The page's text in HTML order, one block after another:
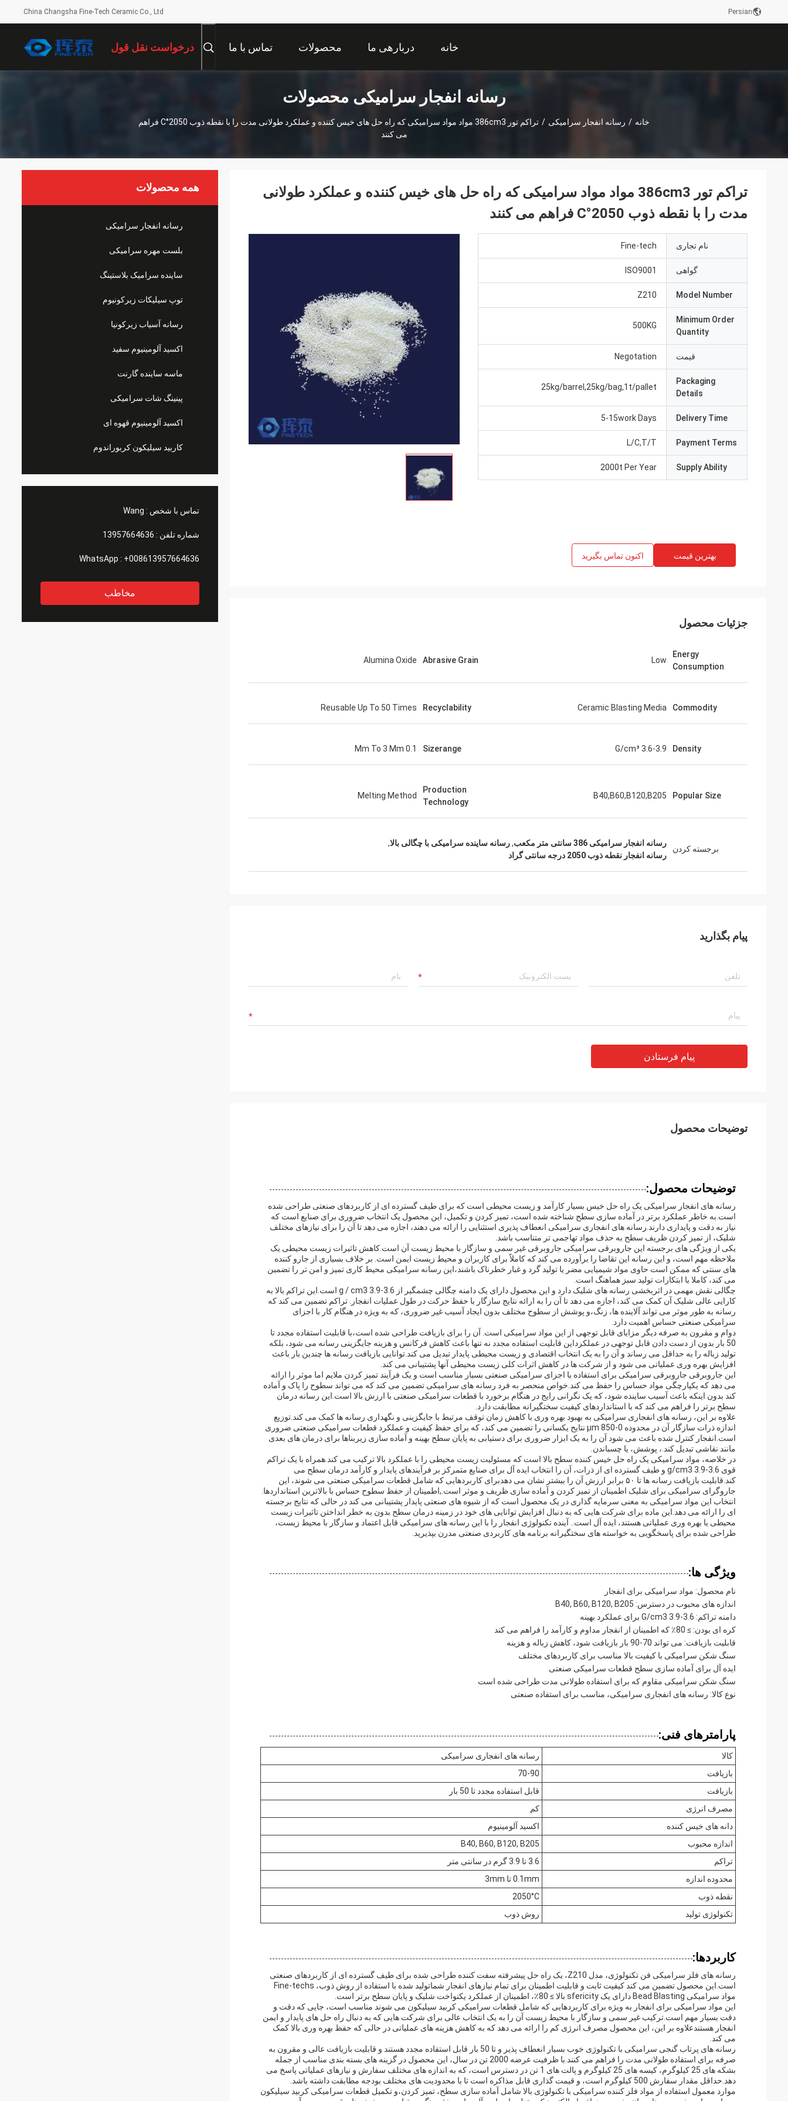
China Changsha Fine-Tech Ceramic Co., Ltd. Persian
خانه دربارهی ما محصولات تماس با ما درخواست نقل قول
رسانه انفجار سرامیکی محصولات
خانه / رسانه انفجار سرامیکی /
تراکم تور 386cm3 مواد مواد سرامیکی که راه حل های خیس کننده و عملکرد طولانی مدت را با نقطه ذوب 2050°C فراهم
می کنند
همه محصولات
رسانه انفجار سرامیکی
بلست مهره سرامیکی
ساینده سرامیک بلاستینگ
توپ سیلیکات زیرکونیوم
رسانه آسیاب زیرکونیا
اکسید آلومینیوم سفید
ماسه ساینده گارنت
پینینگ شات سرامیکی
اکسید آلومینیوم قهوه ای
کاربید سیلیکون کربوراندوم
تماس با شخص : Wang
شماره تلفن : 13957664636
WhatsApp : +008613957664636
مخاطب
تراکم تور 386cm3 مواد مواد سرامیکی که راه حل های خیس کننده و عملکرد طولانی
مدت را با نقطه ذوب 2050°C فراهم می کنند
نام تجاری Fine-tech
گواهی ISO9001
Model Number
Z210
Minimum Order
Quantity
500KG
قیمت Negotation
Packaging
Details
25kg/barrel,25kg/bag,1t/pallet
Delivery Time
5-15work Days
Payment Terms
L/C,T/T
Supply Ability
2000t Per Year
بهترین قیمت اکنون تماس بگیرید
جزئیات محصول
Energy
Consumption
Low
Abrasive Grain
Alumina Oxide
Commodity
Ceramic Blasting Media
Recyclability
Reusable Up To 50 Times
Density
3.6-3.9 G/cm³
Sizerange
0.1 Mm To 3 Mm
Popular Size
B40,B60,B120,B205
Production
Technology
Melting Method
برجسته کردن
رسانه انفجار سرامیکی 386 سانتی متر مکعب ,رسانه ساینده سرامیکی با چگالی بالا,
رسانه انفجار نقطه ذوب 2050 درجه سانتی گراد
پیام بگذارید
پیام فرستادن
توضیحات محصول
توضیحات محصول:
رسانه های انفجار سرامیکی یک راه حل خیس بسیار کارآمد و زیست محیطی است که برای طیف گسترده ای از کاربردهای صنعتی طراحی شده
است.به خاطر عملکرد برتر در آماده سازی سطح شناخته شده است، تمیز کردن و تکمیل، این محصول یک انتخاب ضروری برای صنایع است که
نیاز به دقت و پایداری دارند.رسانه های انفجاری سرامیکی انعطاف پذیری استثنایی را ارائه می دهند، اجازه می دهد تا آن را برای نیازهای مختلف
شلیک، از تمیز کردن ظریف سطح به حذف مواد تهاجمی تر متناسب باشد.
یکی از ویژگی های برجسته این جاروبرقی سرامیکی جاروبرقی غیر سمی و سازگار با محیط زیست آن است.کاهش تاثیرات زیست محیطی یک
ملاحظه مهم است، و این رسانه این تقاضا را برآورده می کند که کاملاً برای کاربران و محیط زیست ایمن است. بر خلاف بسیاری از جارو کننده
های سنتی که ممکن است حاوی مواد شیمیایی مضر یا تولید گرد و غبار خطرناک باشند،این رسانه سرامیکی محیط کاری تمیز و امن تر را تضمین
می کند، کاملا با ابتکارات تولید سبز هماهنگ است.
چگالی نقش مهمی در اثربخشی رسانه های شلیک دارد و این محصول دارای یک دامنه چگالی چشمگیر از 3.6-3.9 g / cm3 است.این تراکم بالا به
کارایی عالی شلیک آن کمک می کند، اجازه می دهد تا آن را به ارائه نتایج سازگار با حفظ حرکت در طول عملیات انفجار. تراکم تضمین می کند که
رسانه به طور موثر می تواند آلاینده ها، زنگ،و پوشش از سطوح مختلف بدون ایجاد آسیب غیر ضروری، که به ویژه در هنگام کار با اجزای
سرامیکی صنعتی حساس اهمیت دارد.
دوام و مقرون به صرفه دیگر مزایای قابل توجهی از این مواد سرامیکی است. آن را برای بازیافت طراحی شده است،با قابلیت استفاده مجدد تا
50 بار بدون از دست دادن قابل توجهی در عملکرداین قابلیت استفاده مجدد نه تنها باعث کاهش فرکانس و هزینه جایگزینی رسانه می شود، بلکه
تولید زباله را به حداقل می رساند و آن را به یک انتخاب اقتصادی و زیست محیطی پایدار تبدیل می کند.توانایی بازیافت رسانه ها چندین بار باعث
افزایش بهره وری عملیاتی می شود و از شرکت ها در کاهش اثرات کلی زیست محیطی آنها پشتیبانی می کند.
این جاروبرقی جاروبرقی سرامیکی برای استفاده با اجزای سرامیکی صنعتی بسیار مناسب است و یک فرآیند تمیز کردن ملایم اما موثر را ارائه
می دهد که یکپارچگی مواد حساس را حفظ می کند.خواص منحصر به فرد رسانه های سرامیکی تضمین می کند که می تواند سطوح را پاک و آماده
کند بدون اینکه باعث آسیب ساینده شود، که یک نگرانی رایج در هنگام برخورد با قطعات سرامیکی صنعتی با ارزش بالا است.این رسانه درمان
سطح برتر را فراهم می کند که با استانداردهای کیفیت سختگیرانه مطابقت دارد.
علاوه بر این، رسانه های انفجاری سرامیکی به بهبود بهره وری با کاهش زمان توقف مرتبط با جایگزینی و نگهداری رسانه ها کمک می کند.توزیع
اندازه ذرات سازگار آن در محدوده 0-850 μm نتایج یکسانی را تضمین می کند، که برای حفظ کیفیت و عملکرد قطعات سرامیکی صنعتی ضروری
است.انفجار کنترل شده باعث می شود آن را به یک ابزار ضروری برای دستیابی به پایان سطح بهینه و آماده سازی زیربناها برای درمان های بعدی
مانند نقاشی تبدیل کند.، پوشش، یا چسباندن.
در خلاصه، مواد سرامیکی یک راه حل خیس کننده سطح بالا است که مسئولیت زیست محیطی را با عملکرد بالا ترکیب می کند.همراه با یک تراکم
قوی 3.6-3.9 g/cm3 و طیف گسترده ای از ذرات، آن را انتخاب ایده آل برای صنایع متمرکز بر فرآیندهای پایدار و کارآمد درمان سطح می
کند.قابلیت بازیافت رسانه ها تا ۵۰ برابر ارزش آن را بیشتر نشان می دهدبرای کاربردهایی که شامل قطعات سرامیکی صنعتی می شوند، این
جاروگرای سرامیکی برای شلیک اطمینان از تمیز کردن و آماده سازی ظریف و موثر است.,اطمینان از حفظ سطوح حساس با بالاترین استانداردها.
انتخاب این مواد سرامیکی به معنی سرمایه گذاری در یک محصول است که از شیوه های صنعتی پایدار پشتیبانی می کند در حالی که نتایج برجسته
ای را ارائه می دهد.این ماده برای شرکت هایی که به دنبال افزایش توانایی های خود در زمینه درمان سطح بدون به خطر انداختن تاثیرات زیست
محیطی یا بهره وری عملیاتی هستند، ایده آل است.. آینده تکنولوژی انفجار را با این رسانه های سرامیکی قابل اعتماد و سازگار با محیط زیست،
طراحی شده برای پاسخگویی به خواسته های سختگیرانه برنامه های کاربردی صنعتی مدرن بپذیرید.
ویژگی ها:
نام محصول: مواد سرامیکی برای انفجار
اندازه های محبوب در دسترس: B40, B60, B120, B205
دامنه تراکم: 3.6-3.9 G/cm3 برای عملکرد بهینه
کره ای بودن: ≥ 80٪ که اطمینان از انفجار مداوم و کارآمد را فراهم می کند
قابلیت بازیافت: می تواند 70-90 بار بازیافت شود، کاهش زباله و هزینه
سنگ شکن سرامیکی با کیفیت بالا مناسب برای کاربردهای مختلف
ایده آل برای آماده سازی سطح قطعات سرامیکی صنعتی
سنگ شکن سرامیکی مقاوم که برای استفاده طولانی مدت طراحی شده است
نوع کالا: رسانه های انفجاری سرامیکی، مناسب برای استفاده صنعتی
پارامترهای فنی:
کالا
رسانه های انفجاری سرامیکی
بازیافت
70-90
بازیافت
قابل استفاده مجدد تا 50 بار
مصرف انرژی
کم
دانه های خیس کننده
اکسید آلومینیوم
اندازه محبوب
B40, B60, B120, B205
تراکم
3.6 تا 3.9 گرم در سانتی متر
محدوده اندازه
0.1mm تا 3mm
نقطه ذوب
2050°C
تکنولوژی تولید
روش ذوب
کاربردها:
رسانه های فلز سرامیکی فن تکنولوژی، مدل Z210، یک راه حل پیشرفته سفت کننده طراحی شده برای طیف گسترده ای از کاربردهای صنعتی
است.این محصول تضمین می کند کیفیت ثابت و قابلیت اطمینان برای تمام نیازهای انفجار شماتولید شده با استفاده از روش ذوب، Fine-techs
مواد سرامیکی Bead Blasting دارای یک sfericity بالا ≥ 80٪، اطمینان از عملکرد یکنواخت شلیک و پایان سطح برتر است.
این مواد سرامیکی برای انفجار به ویژه برای کاربردهایی که شامل قطعات سرامیکی کربید سیلیکون می شوند مناسب است، جایی که دقت و
دقت بسیار مهم است.ترکیب غیر سمی و سازگار با محیط زیست آن را به یک انتخاب عالی برای شرکت هایی که به دنبال راه حل های پایدار و ایمن
انفجار هستندعلاوه بر این، این محصول مصرف انرژی کم را ارائه می دهد که به کاهش هزینه های عملیاتی در حالی که حفظ بهره وری بالا کمک
می کند.
رسانه های پرتاب گنجی سرامیکی با تکنولوژی خوب بسیار انعطاف پذیر و تا 50 بار قابل استفاده مجدد هستند و قابلیت بازیافت عالی و مقرون به
صرفه برای استفاده طولانی مدت را فراهم می کنند.با ظرفیت عرضه 2000 تن در سال، این محصول در گزینه های بسته بندی مناسب از جمله
بشکه های 25 کیلوگرم، کیسه های 25 کیلوگرم و پالت های 1 تن در دسترس است، که به اندازه های مختلف سفارش و نیازهای عملیاتی پاسخ می
دهد.حداقل مقدار سفارش 500 کيلوگرم است، و قیمت گذاری قابل مذاکره است تا با محدودیت های مختلف بودجه مطابقت داشته باشد.
موارد معمول استفاده از مواد فلز کننده سرامیکی با تکنولوژی بالا شامل آماده سازی سطح، تمیز کردن،و تکمیل قطعات سرامیکی کربید سیلیکون